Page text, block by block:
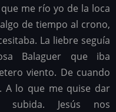
me río yo de la loca
de tiempo al crono,
La liebre seguía
Balaguer que iba
viento. De cuando
A lo que me quise dar
subida. Jesús nos